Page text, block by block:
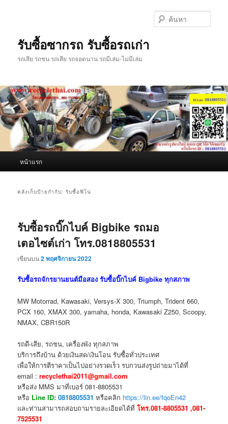
รับซื้อซากรถ รับซื้อรถเก่า
รถเสีย รถชน รถเสีย รถจอดนาน รถมีเล่ม-ไม่มีเล่ม
หน้าแรก
คลังเก็บป้ายกำกับ:รับซื้อฟิโน่
รับซื้อรถบิ๊กไบค์ Bigbike รถมอ
เตอไซต์เก่า โทร.0818805531
เขียนบน2 พฤศจิกายน 2022
รับซื้อรถจักรยานยนต์มือสอง รับซื้อบิ๊กไบค์ Bigbike ทุกสภาพ
MW Motorrad, Kawasaki, Versys-X 300, Triumph, Trident 660,
PCX 160, XMAX 300, yamaha, honda, Kawasaki Z250, Scoopy,
NMAX, CBR150R
รถดี-เสีย, รถชน, เครื่องพัง ทุกสภาพ
บริการถึงบ้าน ด้วยเงินสด/เงินโอน รับซื้อทั่วประเทศ
เพื่อให้การตีราคาเป็นไปอย่างรวดเร็ว รบกวนส่งรูปถ่ายมาได้ที่
email : recyclethai2011@gmail.com
หรือส่ง MMS มาที่เบอร์ 081-8805531
หรือ Line ID:0818805531 หรือคลิก https://lin.ee/fqoEn42
และท่านสามารถสอบถามรายละเอียดได้ที่โทร.081-8805531 ,081-
7525531